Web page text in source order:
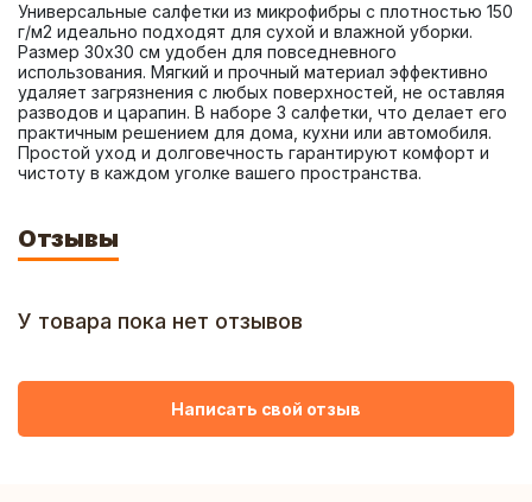
Универсальные салфетки из микрофибры с плотностью 150
г/м2 идеально подходят для сухой и влажной уборки.
Размер 30x30 см удобен для повседневного
использования. Мягкий и прочный материал эффективно
удаляет загрязнения с любых поверхностей, не оставляя
разводов и царапин. В наборе 3 салфетки, что делает его
практичным решением для дома, кухни или автомобиля.
Простой уход и долговечность гарантируют комфорт и
чистоту в каждом уголке вашего пространства.
Отзывы
У товара пока нет отзывов
Написать свой отзыв